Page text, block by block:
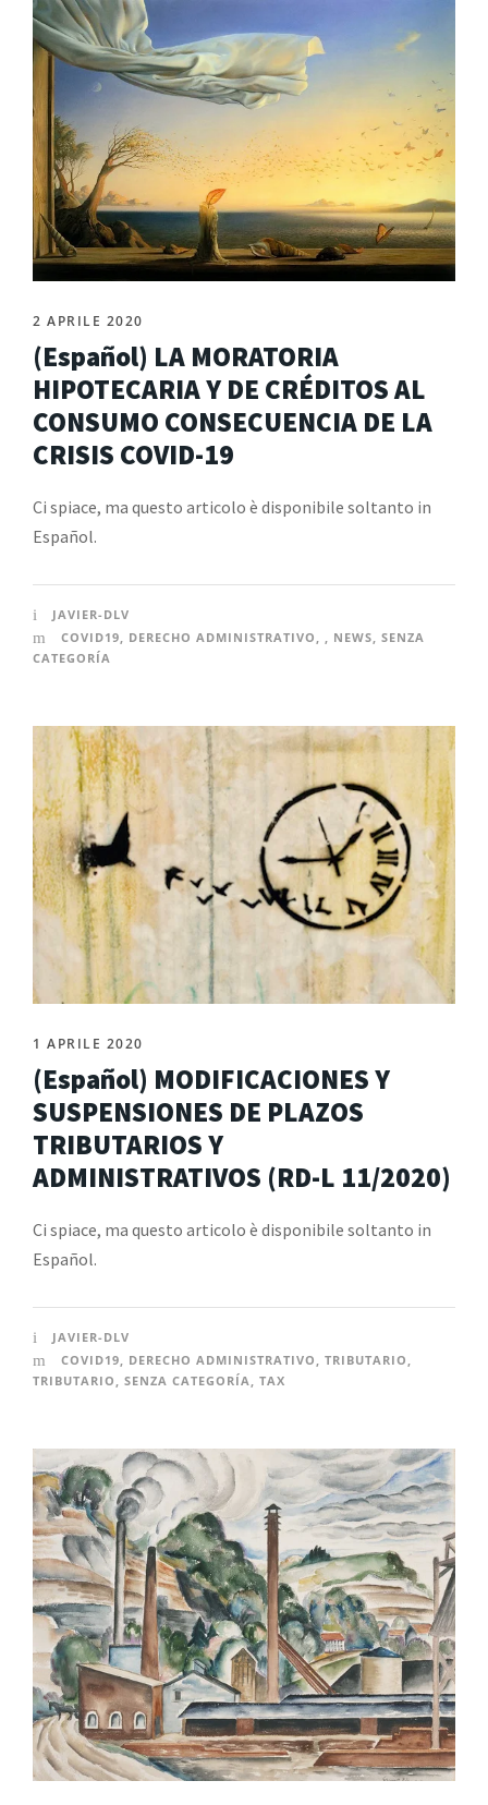
2 APRILE 2020
(Español) LA MORATORIA
HIPOTECARIA Y DE CRÉDITOS AL
CONSUMO CONSECUENCIA DE LA
CRISIS COVID-19
Ci spiace, ma questo articolo è disponibile soltanto in
Español.
JAVIER-DLV
COVID19, DERECHO ADMINISTRATIVO , , NEWS, SENZA
CATEGORÍA
1 APRILE 2020
(Español) MODIFICACIONES Y
SUSPENSIONES DE PLAZOS
TRIBUTARIOS Y
ADMINISTRATIVOS (RD-L 11/2020)
Ci spiace, ma questo articolo è disponibile soltanto in
Español.
JAVIER-DLV
COVID19, DERECHO ADMINISTRATIVO , TRIBUTARIO ,
TRIBUTARIO , SENZA CATEGORÍA, TAX